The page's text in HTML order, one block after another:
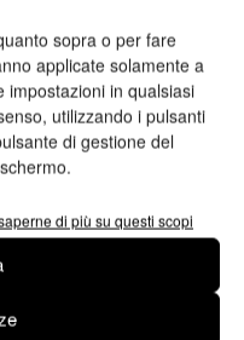
sopra o per fare
applicate solamente a
impostazioni in qualsiasi
utilizzando i pulsanti
di gestione del
di più su questi scopi
sulla privacy*